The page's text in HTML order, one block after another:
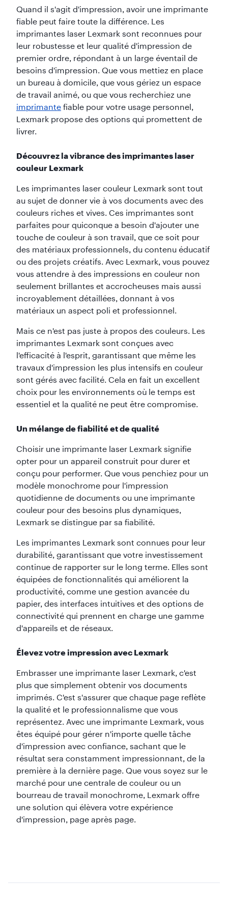
Quand il s'agit d'impression, avoir une imprimante
fiable peut faire toute la différence. Les
imprimantes laser Lexmark sont reconnues pour
leur robustesse et leur qualité d'impression de
premier ordre, répondant à un large éventail de
besoins d'impression. Que vous mettiez en place
un bureau à domicile, que vous gériez un espace
de travail animé, ou que vous recherchiez une
imprimante fiable pour votre usage personnel,
Lexmark propose des options qui promettent de
livrer.
Découvrez la vibrance des imprimantes laser
couleur Lexmark
Les imprimantes laser couleur Lexmark sont tout
au sujet de donner vie à vos documents avec des
couleurs riches et vives. Ces imprimantes sont
parfaites pour quiconque a besoin d'ajouter une
touche de couleur à son travail, que ce soit pour
des matériaux professionnels, du contenu éducatif
ou des projets créatifs. Avec Lexmark, vous pouvez
vous attendre à des impressions en couleur non
seulement brillantes et accrocheuses mais aussi
incroyablement détaillées, donnant à vos
matériaux un aspect poli et professionnel.
Mais ce n'est pas juste à propos des couleurs. Les
imprimantes Lexmark sont conçues avec
l'efficacité à l'esprit, garantissant que même les
travaux d'impression les plus intensifs en couleur
sont gérés avec facilité. Cela en fait un excellent
choix pour les environnements où le temps est
essentiel et la qualité ne peut être compromise.
Un mélange de fiabilité et de qualité
Choisir une imprimante laser Lexmark signifie
opter pour un appareil construit pour durer et
conçu pour performer. Que vous penchiez pour un
modèle monochrome pour l'impression
quotidienne de documents ou une imprimante
couleur pour des besoins plus dynamiques,
Lexmark se distingue par sa fiabilité.
Les imprimantes Lexmark sont connues pour leur
durabilité, garantissant que votre investissement
continue de rapporter sur le long terme. Elles sont
équipées de fonctionnalités qui améliorent la
productivité, comme une gestion avancée du
papier, des interfaces intuitives et des options de
connectivité qui prennent en charge une gamme
d'appareils et de réseaux.
Élevez votre impression avec Lexmark
Embrasser une imprimante laser Lexmark, c'est
plus que simplement obtenir vos documents
imprimés. C'est s'assurer que chaque page reflète
la qualité et le professionnalisme que vous
représentez. Avec une imprimante Lexmark, vous
êtes équipé pour gérer n'importe quelle tâche
d'impression avec confiance, sachant que le
résultat sera constamment impressionnant, de la
première à la dernière page. Que vous soyez sur le
marché pour une centrale de couleur ou un
bourreau de travail monochrome, Lexmark offre
une solution qui élèvera votre expérience
d'impression, page après page.